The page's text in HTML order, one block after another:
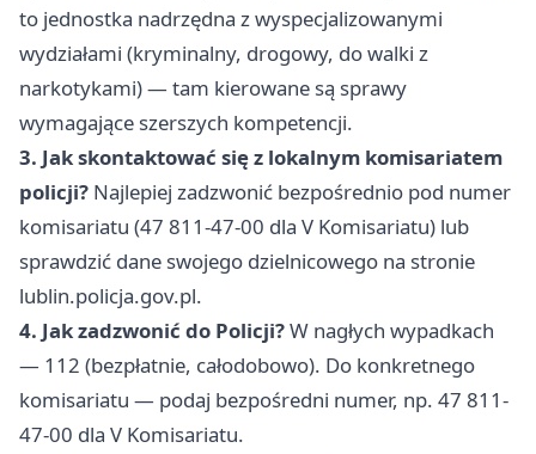
to jednostka nadrzędna z wyspecjalizowanymi
wydziałami (kryminalny, drogowy, do walki z
narkotykami) — tam kierowane są sprawy
wymagające szerszych kompetencji.
3. Jak skontaktować się z lokalnym komisariatem
policji? Najlepiej zadzwonić bezpośrednio pod numer
komisariatu (47 811-47-00 dla V Komisariatu) lub
sprawdzić dane swojego dzielnicowego na stronie
lublin.policja.gov.pl.
4. Jak zadzwonić do Policji?W nagłych wypadkach
— 112 (bezpłatnie, całodobowo). Do konkretnego
komisariatu — podaj bezpośredni numer, np. 47 811-
47-00 dla V Komisariatu.